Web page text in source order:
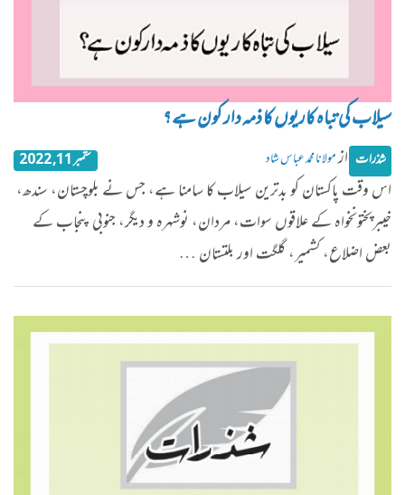
سیلاب کی تباہ کاریوں کا ذمہ دار کون ہے ؟
شذرات ازمولانا محمد عباس شاد ستمبر 11, 2022
اس وقت پاکستان کو بدترین سیلاب کا سامنا ہے، جس نے بلوچستان، سندھ،
خیبرپختونخواہ کے علاقوں سوات، مردان، نوشہرہ و دیگر، جنوبی پنجاب کے
بعض اضلاع، کشمیر، گلگت اور بلتستان …